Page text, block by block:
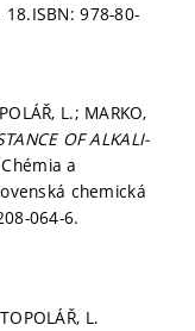
18.ISBN: 978-80-
L.; MARKO,
OF ALKALI-
Chémia a
chemická
064-6.
L.